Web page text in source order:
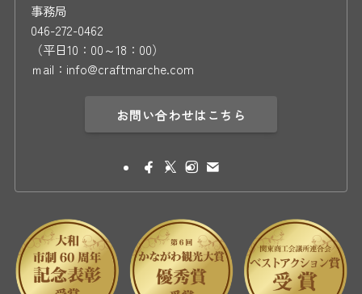
事務局
046-272-0462
（平日10：00～18：00）
ｍail：info@craftmarche.com
お問い合わせはこちら